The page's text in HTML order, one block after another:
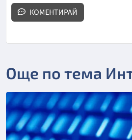
КОМЕНТИРАЙ
Още по тема